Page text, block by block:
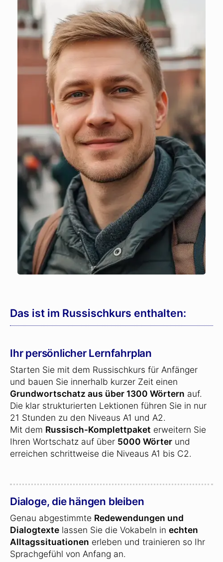
Das ist im Russischkurs enthalten:
Ihr persönlicher Lernfahrplan
Starten Sie mit dem Russischkurs für Anfänger
und bauen Sie innerhalb kurzer Zeit einen
Grundwortschatz aus über 1300 Wörtern auf.
Die klar strukturierten Lektionen führen Sie in nur
21 Stunden zu den Niveaus A1 und A2.
Mit dem Russisch-Komplettpaket erweitern Sie
Ihren Wortschatz auf über 5000 Wörter und
erreichen schrittweise die Niveaus A1 bis C2.
Dialoge, die hängen bleiben
Genau abgestimmte Redewendungen und
Dialogtexte lassen Sie die Vokabeln in echten
Alltagssituationen erleben und trainieren so Ihr
Sprachgefühl von Anfang an.